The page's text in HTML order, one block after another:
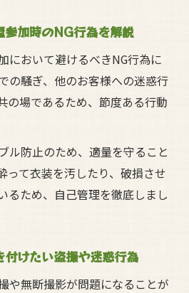
参加時のNG行為を解説
において避けるべきNG行為に
の騒ぎ、他のお客様への迷惑行
の場であるため、節度ある行動
ル防止のため、適量を守ること
って衣装を汚したり、破損させ
るため、自己管理を徹底しまし
けたい盗撮や迷惑行為
や無断撮影が問題になることが